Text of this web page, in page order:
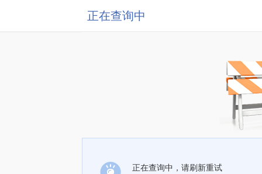
正在查询中
正在查询中，请刷新重试